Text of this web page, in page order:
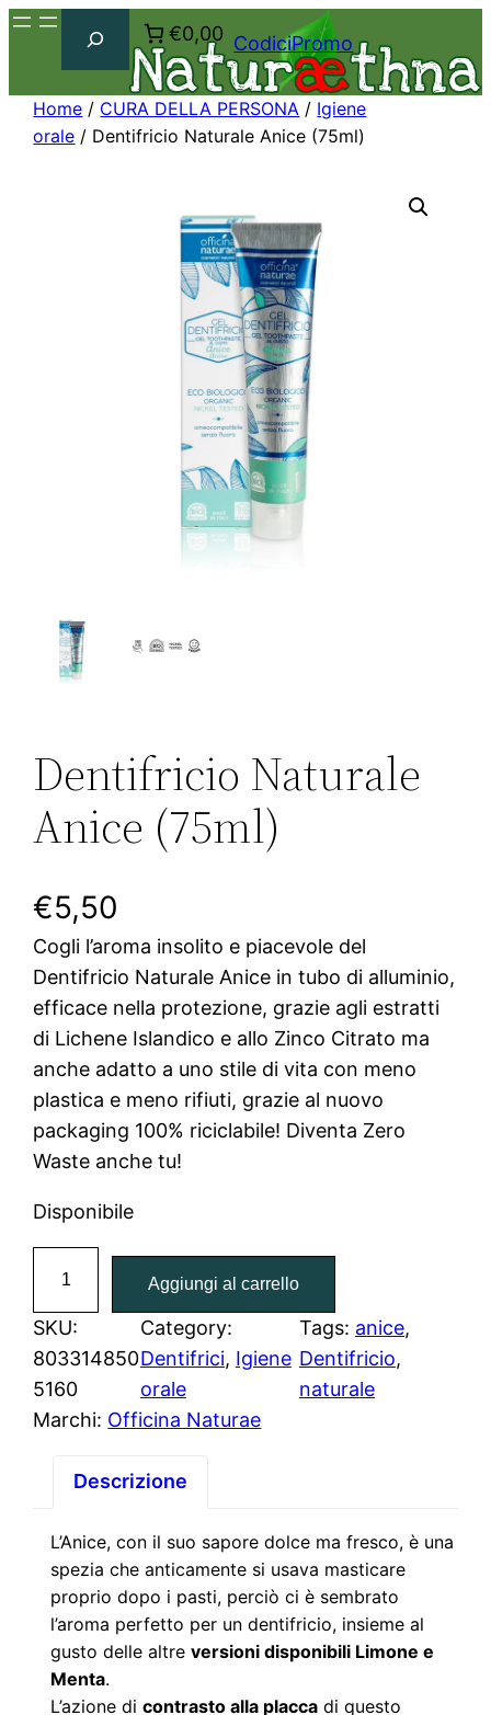
€0,00 CodiciPromo
Home / CURA DELLA PERSONA / Igiene
orale / Dentifricio Naturale Anice (75ml)
Dentifricio Naturale
Anice (75ml)
€5,50
Cogli l’aroma insolito e piacevole del
Dentifricio Naturale Anice in tubo di alluminio,
efficace nella protezione, grazie agli estratti
di Lichene Islandico e allo Zinco Citrato ma
anche adatto a uno stile di vita con meno
plastica e meno rifiuti, grazie al nuovo
packaging 100% riciclabile! Diventa Zero
Waste anche tu!
Disponibile
n
t
i
f
Aggiungi al carrello
SKU:
803314850
5160
Category:
Dentifrici, Igiene
orale
Tags: anice
Dentifricio
naturale
Marchi: Officina Naturae
Descrizione
L’Anice, con il suo sapore dolce ma fresco, è una
spezia che anticamente si usava masticare
proprio dopo i pasti, perciò ci è sembrato
l’aroma perfetto per un dentifricio, insieme al
gusto delle altreversioni disponibili Limone e
Menta.
L’azione dicontrasto alla placca di questo